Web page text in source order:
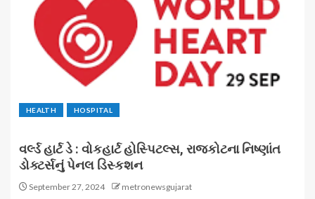
HEALTH HOSPITAL
વર્લ્ડ હાર્ટ ડે : વોકહાર્ટ હોસ્પિટલ્સ, રાજકોટના નિષ્ણાંત
ડોક્ટર્સનું પેનલ ડિસ્કશન
September 27, 2024 metronewsgujarat